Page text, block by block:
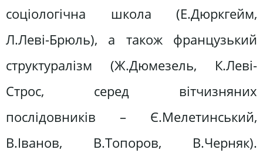
соціологічна школа (Е.Дюркгейм,
Л.Леві-Брюль), а також французький
структуралізм (Ж.Дюмезель, К.Леві-
Строс, серед вітчизняних
послідовників – Є.Мелетинський,
В.Іванов, В.Топоров, В.Черняк).